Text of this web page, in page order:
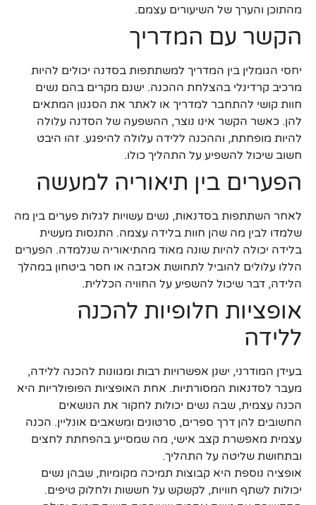
מהתוכן והערך של השיעורים עצמם.
הקשר עם המדריך
יחסי הגומלין בין המדריך למשתתפות בסדנה יכולים להיות
מרכיב קרדינלי בהצלחת ההכנה. ישנם מקרים בהם נשים
חוות קושי להתחבר למדריך או לאתר את הסגנון המתאים
להן. כאשר הקשר אינו נוצר, ההשפעה של הסדנה עלולה
להיות מופחתת, וההכנה ללידה עלולה להיפגע. זהו היבט
חשוב שיכול להשפיע על התהליך כולו.
הפערים בין תיאוריה למעשה
לאחר השתתפות בסדנאות, נשים עשויות לגלות פערים בין מה
שלמדו לבין מה שהן חוות בלידה עצמה. התנסות מעשית
בלידה יכולה להיות שונה מאוד מהתיאוריה שנלמדה. הפערים
הללו עלולים להוביל לתחושת אכזבה או חסר ביטחון במהלך
הלידה, דבר שיכול להשפיע על החוויה הכללית.
אופציות חלופיות להכנה
ללידה
בעידן המודרני, ישנן אפשרויות רבות ומגוונות להכנה ללידה,
מעבר לסדנאות המסורתיות. אחת האופציות הפופולריות היא
הכנה עצמית, שבה נשים יכולות לחקור את הנושאים
החשובים להן דרך ספרים, סרטונים ומשאבים אונליין. הכנה
עצמית מאפשרת קצב אישי, מה שמסייע בהפחתת לחצים
ובתחושת שליטה על התהליך.
אופציה נוספת היא קבוצות תמיכה מקומיות, שבהן נשים
יכולות לשתף חוויות, לקשקש על חששות ולחלוק טיפים.